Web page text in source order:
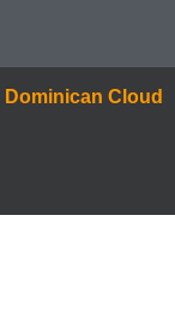
Dominican Cloud